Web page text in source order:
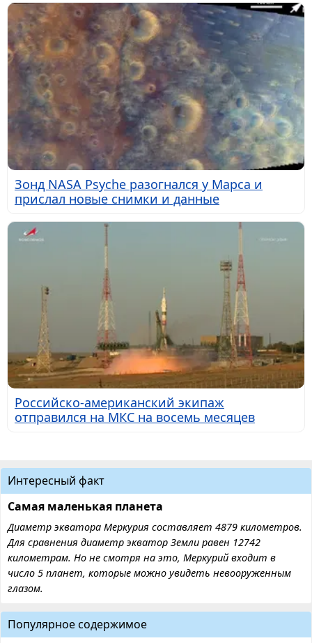
Зонд NASA Psyche разогнался у Марса и
прислал новые снимки и данные
Российско-американский экипаж
отправился на МКС на восемь месяцев
Интересный факт
Самая маленькая планета
Диаметр экватора Меркурия составляет 4879 километров.
Для сравнения диаметр экватор Земли равен 12742
километрам. Но не смотря на это, Меркурий входит в
число 5 планет, которые можно увидеть невооруженным
глазом.
Популярное содержимое